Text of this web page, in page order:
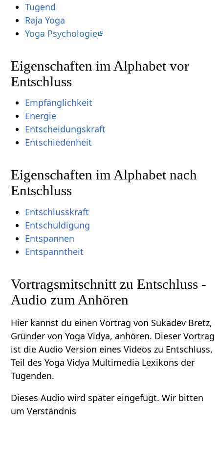
Tugend
Raja Yoga
Yoga Psychologie
Eigenschaften im Alphabet vor
Entschluss
Empfänglichkeit
Energie
Entscheidungskraft
Entschiedenheit
Eigenschaften im Alphabet nach
Entschluss
Entschlusskraft
Entschuldigung
Entspannen
Entspanntheit
Vortragsmitschnitt zu Entschluss -
Audio zum Anhören
Hier kannst du einen Vortrag von Sukadev Bretz,
Gründer von Yoga Vidya, anhören. Dieser Vortrag
ist die Audio Version eines Videos zu Entschluss,
Teil des Yoga Vidya Multimedia Lexikons der
Tugenden.
Dieses Audio wird später eingefügt. Wir bitten
um Verständnis